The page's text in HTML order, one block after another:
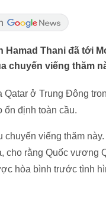
Hamad Thani đã tới
chuyến viếng thăm
ở Trung Đông
ổn định toàn cầu.
viếng thăm
rằng Quốc vương
hòa bình trước tình